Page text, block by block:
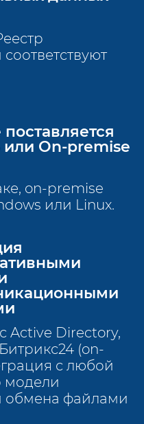
или On-premise
on-premise
или Linux.
Active Directory,
(on-
с любой
модели
обмена файлами